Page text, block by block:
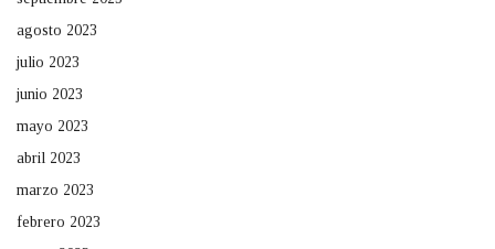
agosto 2023
julio 2023
junio 2023
mayo 2023
abril 2023
marzo 2023
febrero 2023